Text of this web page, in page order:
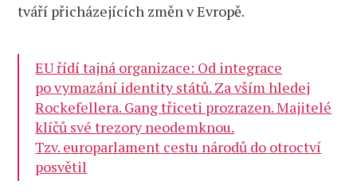
tváří přicházejících změn v Evropě.
EU řídí tajná organizace: Od integrace
po vymazání identity států. Za vším hledej
Rockefellera. Gang třiceti prozrazen. Majitelé
klíčů své trezory neodemknou.
Tzv. europarlament cestu národů do otroctví
posvětil